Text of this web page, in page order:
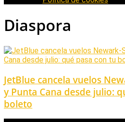
Diaspora
JetBlue cancela vuelos
y Punta Cana desde julio:
boleto